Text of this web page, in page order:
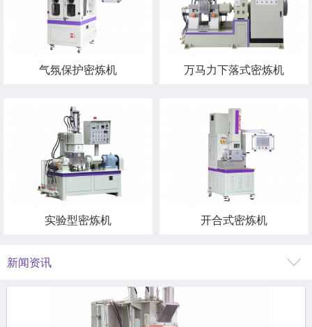
气氛保护密炼机 万马力下落式密炼机
实验型密炼机 开合式密炼机
新闻资讯